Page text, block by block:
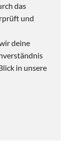
das
und
deine
in unsere